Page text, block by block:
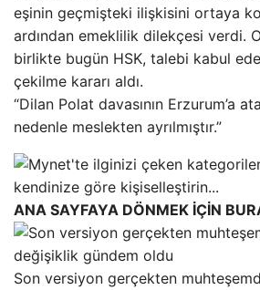
eşinin geçmişteki ilişkisini ortaya
ardından emeklilik dilekçesi verdi.
birlikte bugün HSK, talebi kabul
çekilme kararı aldı.
“Dilan Polat davasının Erzurum’a
nedenle meslekten ayrılmıştır.”
ANA SAYFAYA DÖNMEK İÇİN
Son versiyon gerçekten